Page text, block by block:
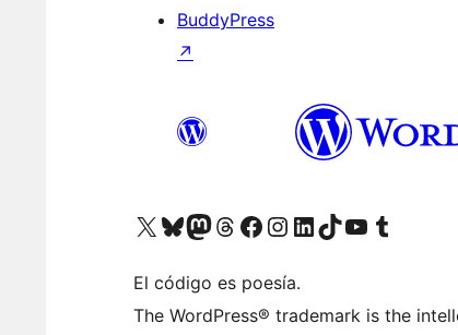
BuddyPress
↗
Visita nuestra cuenta de X (anteriormente Twitter)
Visita nuestra cuenta de Bluesky
Visita nuestra cuenta de Mastodon
Visita nuestra cuenta de Threads
Visita nuestra página de Facebook
Visita nuestra cuenta de Instagram
Visita nuestra cuenta de LinkedIn
Visita nuestra cuenta de TikTok
Visita nuestro canal de YouTube
Visita nuestra cuenta de Tumblr
El código es poesía.
The WordPress® trademark is the